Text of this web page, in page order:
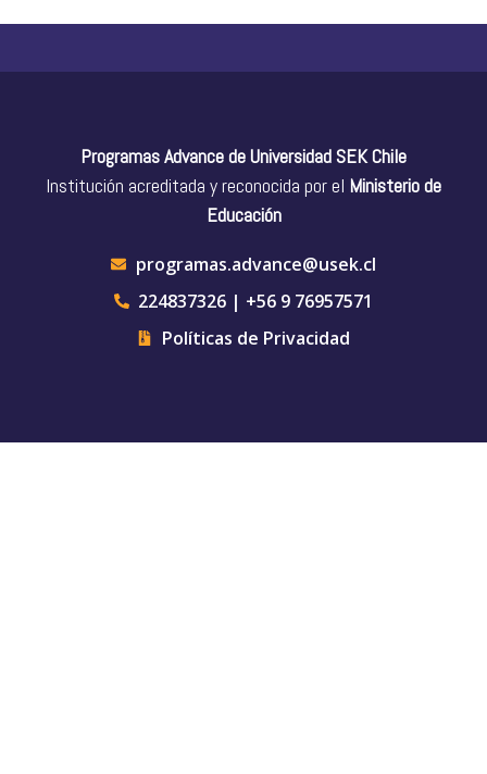
Programas Advance de Universidad SEK Chile
Institución acreditada y reconocida por el Ministerio de
Educación
programas.advance@usek.cl
224837326 | +56 9 76957571
Políticas de Privacidad